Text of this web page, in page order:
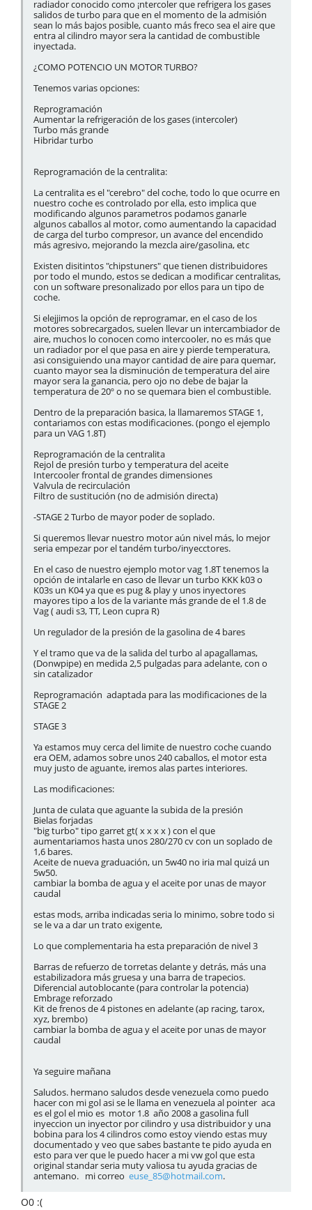
radiador conocido como ¡ntercoler que refrigera los gases
salidos de turbo para que en el momento de la admisión
sean lo más bajos posible, cuanto más freco sea el aire que
entra al cilindro mayor sera la cantidad de combustible
inyectada.
¿COMO POTENCIO UN MOTOR TURBO?
Tenemos varias opciones:
Reprogramación
Aumentar la refrigeración de los gases (intercoler)
Turbo más grande
Hibridar turbo
Reprogramación de la centralita:
La centralita es el "cerebro" del coche, todo lo que ocurre en
nuestro coche es controlado por ella, esto implica que
modificando algunos parametros podamos ganarle
algunos caballos al motor, como aumentando la capacidad
de carga del turbo compresor, un avance del encendido
más agresivo, mejorando la mezcla aire/gasolina, etc
Existen disitintos "chipstuners" que tienen distribuidores
por todo el mundo, estos se dedican a modificar centralitas,
con un software presonalizado por ellos para un tipo de
coche.
Si elejjimos la opción de reprogramar, en el caso de los
motores sobrecargados, suelen llevar un intercambiador de
aire, muchos lo conocen como intercooler, no es más que
un radiador por el que pasa en aire y pierde temperatura,
asi consiguiendo una mayor cantidad de aire para quemar,
cuanto mayor sea la disminución de temperatura del aire
mayor sera la ganancia, pero ojo no debe de bajar la
temperatura de 20º o no se quemara bien el combustible.
Dentro de la preparación basica, la llamaremos STAGE 1,
contariamos con estas modificaciones. (pongo el ejemplo
para un VAG 1.8T)
Reprogramación de la centralita
Rejol de presión turbo y temperatura del aceite
Intercooler frontal de grandes dimensiones
Valvula de recirculación
Filtro de sustitución (no de admisión directa)
-STAGE 2 Turbo de mayor poder de soplado.
Si queremos llevar nuestro motor aún nivel más, lo mejor
seria empezar por el tandém turbo/inyecctores.
En el caso de nuestro ejemplo motor vag 1.8T tenemos la
opción de intalarle en caso de llevar un turbo KKK k03 o
K03s un K04 ya que es pug & play y unos inyectores
mayores tipo a los de la variante más grande de el 1.8 de
Vag ( audi s3, TT, Leon cupra R)
Un regulador de la presión de la gasolina de 4 bares
Y el tramo que va de la salida del turbo al apagallamas,
(Donwpipe) en medida 2,5 pulgadas para adelante, con o
sin catalizador
Reprogramación adaptada para las modificaciones de la
STAGE 2
STAGE 3
Ya estamos muy cerca del limite de nuestro coche cuando
era OEM, adamos sobre unos 240 caballos, el motor esta
muy justo de aguante, iremos alas partes interiores.
Las modificaciones:
Junta de culata que aguante la subida de la presión
Bielas forjadas
"big turbo" tipo garret gt( x x x x ) con el que
aumentariamos hasta unos 280/270 cv con un soplado de
1,6 bares.
Aceite de nueva graduación, un 5w40 no iria mal quizá un
5w50.
cambiar la bomba de agua y el aceite por unas de mayor
caudal
estas mods, arriba indicadas seria lo minimo, sobre todo si
se le va a dar un trato exigente,
Lo que complementaria ha esta preparación de nivel 3
Barras de refuerzo de torretas delante y detrás, más una
estabilizadora más gruesa y una barra de trapecios.
Diferencial autoblocante (para controlar la potencia)
Embrage reforzado
Kit de frenos de 4 pistones en adelante (ap racing, tarox,
xyz, brembo)
cambiar la bomba de agua y el aceite por unas de mayor
caudal
Ya seguire mañana
Saludos. hermano saludos desde venezuela como puedo
hacer con mi gol asi se le llama en venezuela al pointer aca
es el gol el mio es motor 1.8 año 2008 a gasolina full
inyeccion un inyector por cilindro y usa distribuidor y una
bobina para los 4 cilindros como estoy viendo estas muy
documentado y veo que sabes bastante te pido ayuda en
esto para ver que le puedo hacer a mi vw gol que esta
original standar seria muty valiosa tu ayuda gracias de
antemano. mi correo euse_85@hotmail.com.
O0 :(